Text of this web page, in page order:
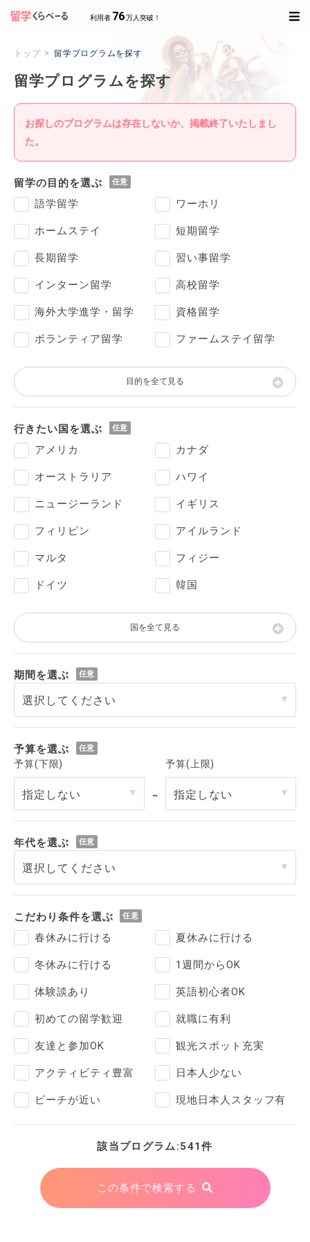
利用者 76万人突破！
トップ 留学プログラムを探す
留学プログラムを探す
お探しのプログラムは存在しないか、掲載終了いたしまし
た。
留学の目的を選ぶ
語学留学
ワーホリ
ホームステイ 短期留学
長期留学 習い事留学
インターン留学 高校留学
海外大学進学・留学 資格留学
ボランティア留学 ファームステイ留学
目的を全て見る
行きたい国を選ぶ
アメリカ
カナダ
オーストラリア ハワイ
ニュージーランド イギリス
フィリピン アイルランド
マルタ フィジー
ドイツ 韓国
国を全て見る
期間を選ぶ
予算を選ぶ
予算(下限)
～
予算(上限)
年代を選ぶ
こだわり条件を選ぶ
春休みに行ける
夏休みに行ける
冬休みに行ける 1週間からOK
体験談あり 英語初心者OK
初めての留学歓迎 就職に有利
友達と参加OK 観光スポット充実
アクティビティ豊富 日本人少ない
ビーチが近い 現地日本人スタッフ有
該当プログラム:541件
この条件で検索する